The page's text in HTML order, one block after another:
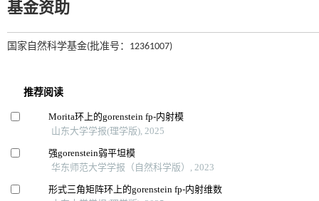
基金资助
国家自然科学基金(批准号：12361007)